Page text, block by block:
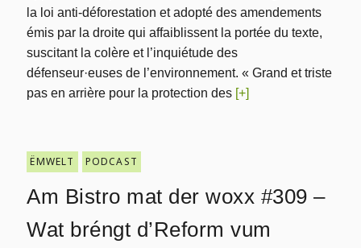
la loi anti-déforestation et adopté des amendements
émis par la droite qui affaiblissent la portée du texte,
suscitant la colère et l’inquiétude des
défenseur·euses de l’environnement. « Grand et triste
pas en arrière pour la protection des [+]
ËMWELT PODCAST
Am Bistro mat der woxx #309 –
Wat bréngt d’Reform vum